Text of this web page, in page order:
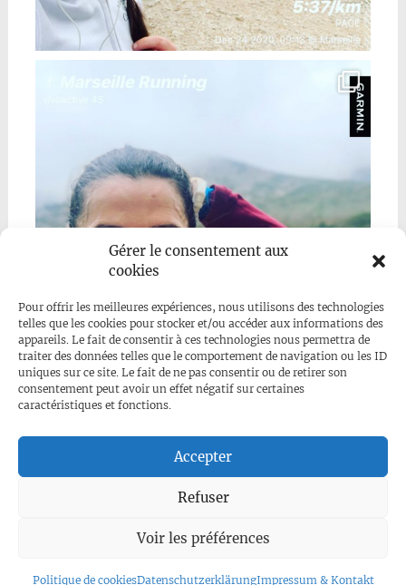
Gérer le consentement aux
cookies
Pour offrir les meilleures expériences, nous utilisons des technologies
telles que les cookies pour stocker et/ou accéder aux informations des
appareils. Le fait de consentir à ces technologies nous permettra de
traiter des données telles que le comportement de navigation ou les ID
uniques sur ce site. Le fait de ne pas consentir ou de retirer son
consentement peut avoir un effet négatif sur certaines
caractéristiques et fonctions.
Accepter
Refuser
Voir les préférences
Politique de cookiesDatenschutzerklärungImpressum & Kontakt
|Datenschutzerklärung